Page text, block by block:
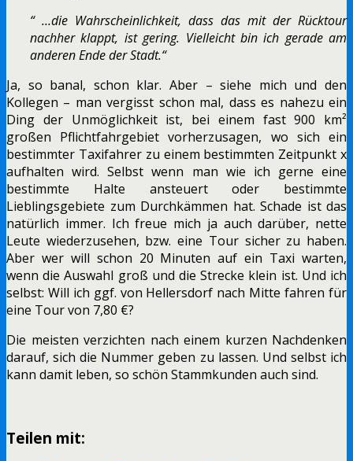
“ …die Wahrscheinlichkeit, dass das mit der Rücktour
nachher klappt, ist gering. Vielleicht bin ich gerade am
anderen Ende der Stadt.“
Ja, so banal, schon klar. Aber – siehe mich und den
Kollegen – man vergisst schon mal, dass es nahezu ein
Ding der Unmöglichkeit ist, bei einem fast 900 km²
großen Pflichtfahrgebiet vorherzusagen, wo sich ein
bestimmter Taxifahrer zu einem bestimmten Zeitpunkt x
aufhalten wird. Selbst wenn man wie ich gerne eine
bestimmte Halte ansteuert oder bestimmte
Lieblingsgebiete zum Durchkämmen hat. Schade ist das
natürlich immer. Ich freue mich ja auch darüber, nette
Leute wiederzusehen, bzw. eine Tour sicher zu haben.
Aber wer will schon 20 Minuten auf ein Taxi warten,
wenn die Auswahl groß und die Strecke klein ist. Und ich
selbst: Will ich ggf. von Hellersdorf nach Mitte fahren für
eine Tour von 7,80 €?
Die meisten verzichten nach einem kurzen Nachdenken
darauf, sich die Nummer geben zu lassen. Und selbst ich
kann damit leben, so schön Stammkunden auch sind.
Teilen mit: